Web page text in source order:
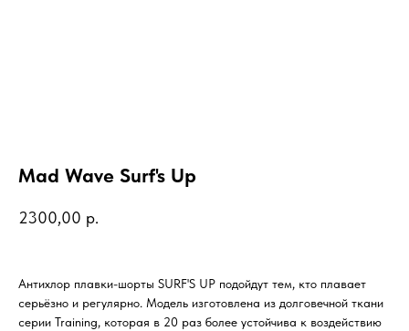
Mad Wave Surf's Up
2300,00 р.
Антихлор плавки-шорты SURF'S UP подойдут тем, кто плавает
серьёзно и регулярно. Модель изготовлена из долговечной ткани
серии Training, которая в 20 раз более устойчива к воздействию